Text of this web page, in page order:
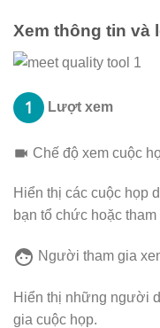
Xem thông tin và
Lượt xem
Chế độ xem cuộc
Hiển thị các cuộc họp
bạn tổ chức hoặc tham
Người tham gia
Hiển thị những người
gia cuộc họp.